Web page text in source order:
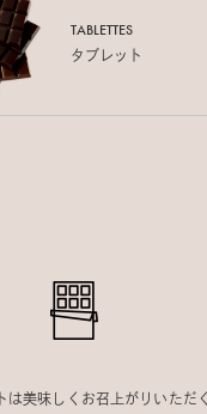
TABLETTES
タブレット
は美味しくお召上がりいただ